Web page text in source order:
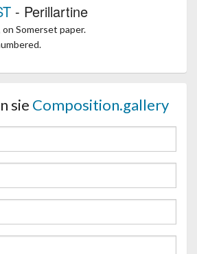
- Perillartine
Somerset paper.
sie Composition.gallery